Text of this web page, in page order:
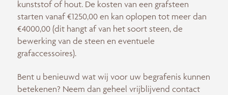
kunststof of hout. De kosten van een grafsteen
starten vanaf €1250,00 en kan oplopen tot meer dan
€4000,00 (dit hangt af van het soort steen, de
bewerking van de steen en eventuele
grafaccessoires).
Bent u benieuwd wat wij voor uw begrafenis kunnen
betekenen? Neem dan geheel vrijblijvend contact